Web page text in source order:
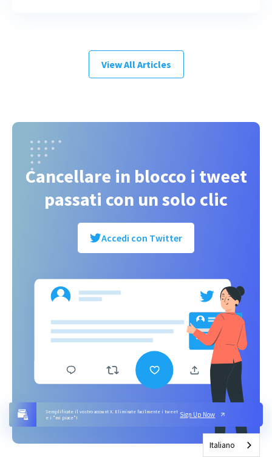
Semplificate il vostro account X. Eliminate facilmente i tweet
e i "mi piace"!
Sign Up Now
View All Articles
Cancellare in blocco i tweet
passati con un solo clic
Accedi con Twitter
Italiano